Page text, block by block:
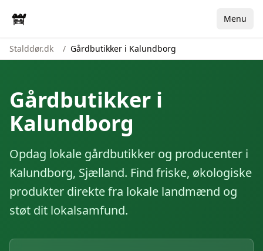
Menu
Stalddør.dk / Gårdbutikker i Kalundborg
Gårdbutikker i
Kalundborg
Opdag lokale gårdbutikker og producenter i
Kalundborg, Sjælland. Find friske, økologiske
produkter direkte fra lokale landmænd og
støt dit lokalsamfund.